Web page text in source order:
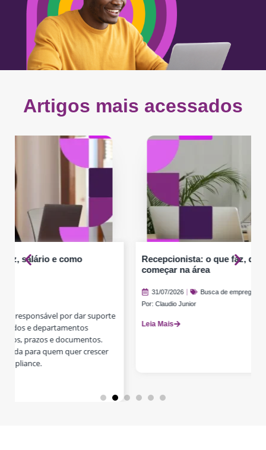
Artigos mais acessados
Recepcionista: o que faz, quanto ganha e como
Leia Mais